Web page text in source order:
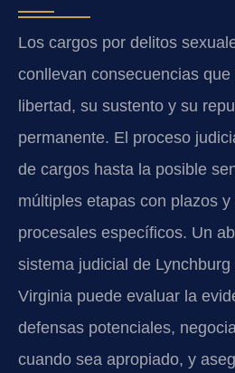
Los cargos por delitos
conllevan consecuencias
libertad, su sustento y su
permanente. El proceso
de cargos hasta la posible
múltiples etapas con plazos
procesales específicos. Un
sistema judicial de
Virginia puede evaluar la
defensas potenciales,
cuando sea apropiado, y